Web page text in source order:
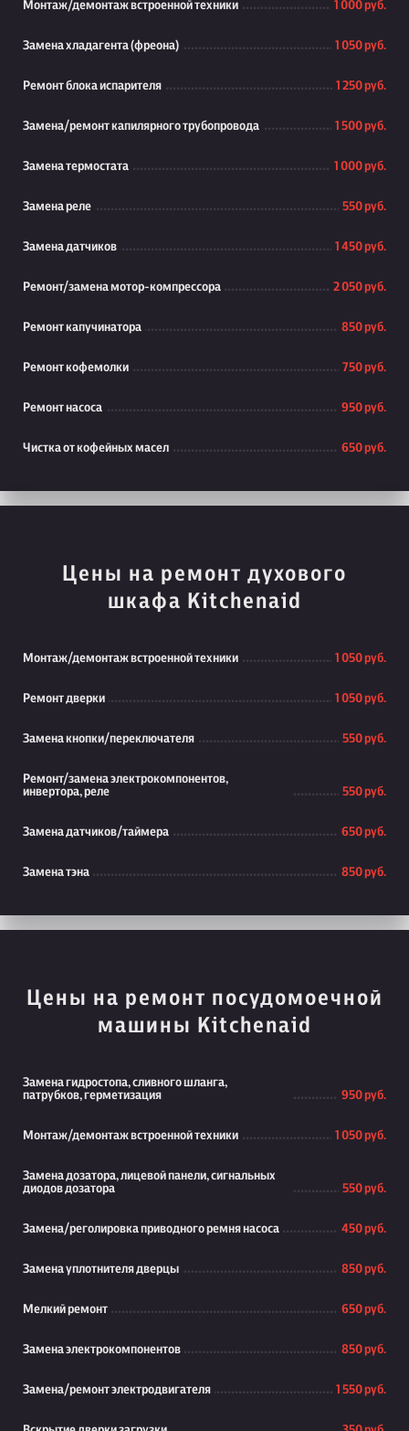
Монтаж/демонтаж встроенной техники 1 000 руб.
Замена хладагента (фреона) 1 050 руб.
Ремонт блока испарителя 1 250 руб.
Замена/ремонт капилярного трубопровода 1 500 руб.
Замена термостата 1 000 руб.
Замена реле 550 руб.
Замена датчиков 1 450 руб.
Ремонт/замена мотор-компрессора 2 050 руб.
Ремонт капучинатора 850 руб.
Ремонт кофемолки 750 руб.
Ремонт насоса 950 руб.
Чистка от кофейных масел 650 руб.
Цены на ремонт духового
шкафа Kitchenaid
Монтаж/демонтаж встроенной техники 1 050 руб.
Ремонт дверки 1 050 руб.
Замена кнопки/переключателя 550 руб.
Ремонт/замена электрокомпонентов,
инвертора, реле
550 руб.
Замена датчиков/таймера 650 руб.
Замена тэна 850 руб.
Цены на ремонт посудомоечной
машины Kitchenaid
Замена гидростопа, сливного шланга,
патрубков, герметизация
950 руб.
Монтаж/демонтаж встроенной техники 1 050 руб.
Замена дозатора, лицевой панели, сигнальных
диодов дозатора
550 руб.
Замена/реголировка приводного ремня насоса 450 руб.
Замена уплотнителя дверцы 850 руб.
Мелкий ремонт 650 руб.
Замена электрокомпонентов 850 руб.
Замена/ремонт электродвигателя 1 550 руб.